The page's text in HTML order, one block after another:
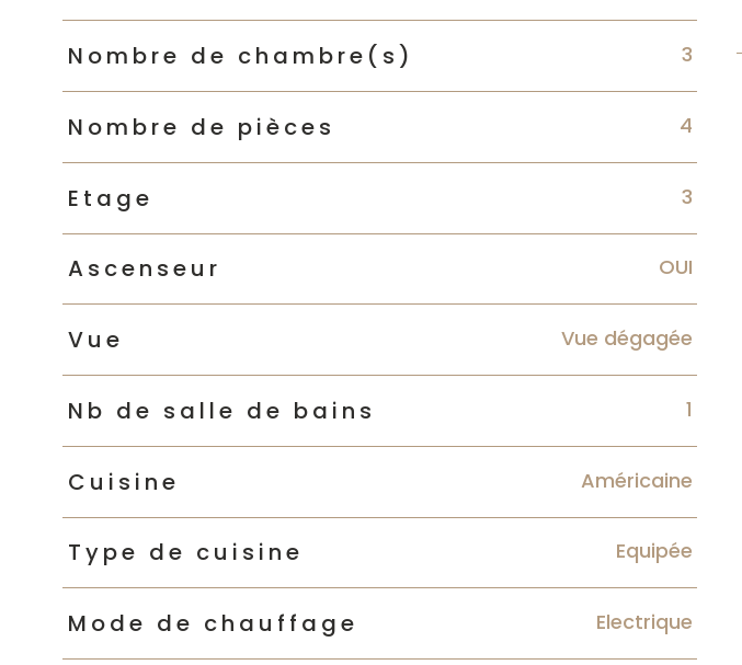
Nombre de chambre(s) 3
Nombre de pièces 4
Etage 3
Ascenseur OUI
Vue Vue dégagée
Nb de salle de bains 1
Cuisine Américaine
Type de cuisine Equipée
Mode de chauffage Electrique